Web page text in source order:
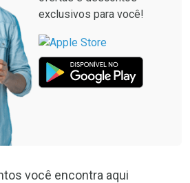
exclusivos para você!
você encontra aqui